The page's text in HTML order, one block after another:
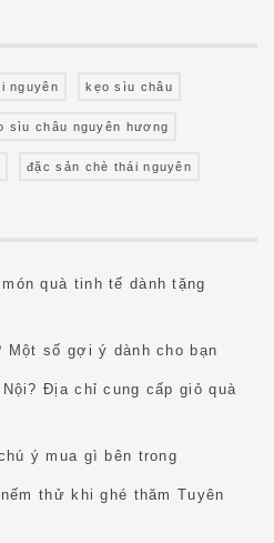
nguyên kẹo sìu châu
sìu châu nguyên hương
đặc sản chè thái nguyên
quà tinh tế dành tặng
Một số gợi ý dành cho bạn
Địa chỉ cung cấp giỏ quà
ý mua gì bên trong
thử khi ghé thăm Tuyên